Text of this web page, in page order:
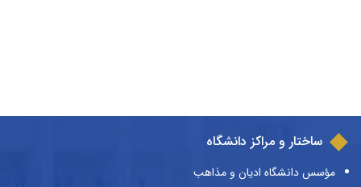
ساختار و مراکز دانشگاه
مؤسس دانشگاه ادیان و مذاهب